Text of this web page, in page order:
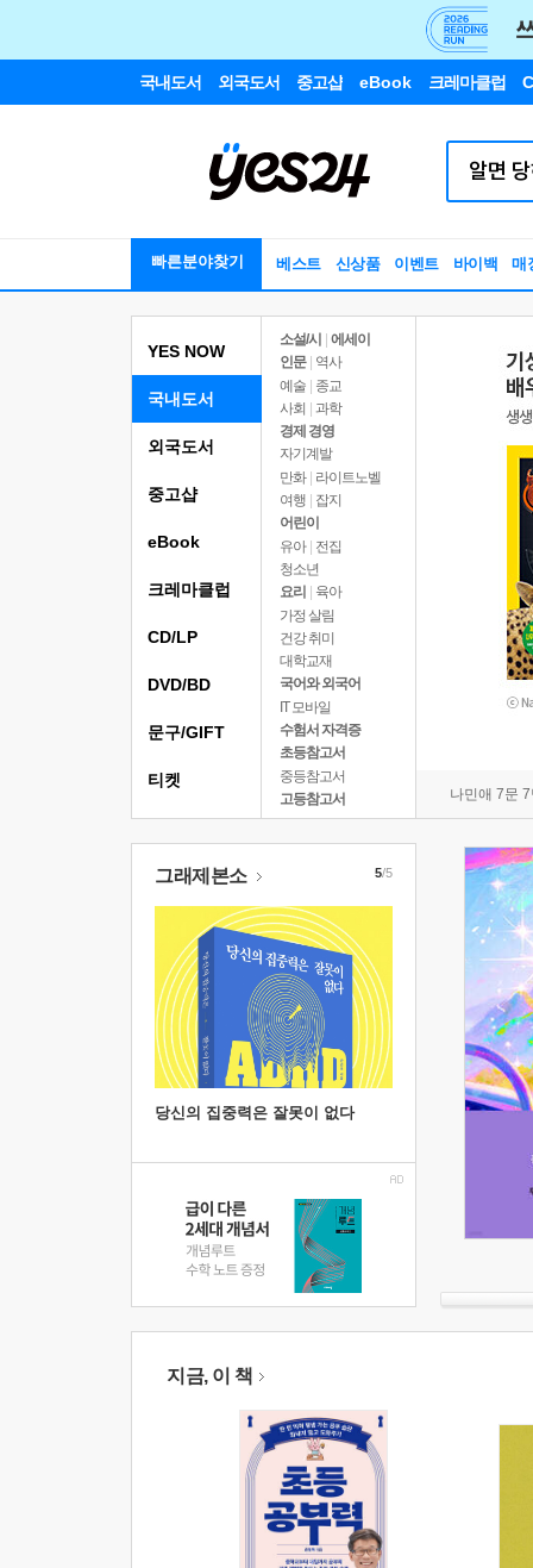
국내도서 외국도서 중고샵 eBook 크레마클럽
빠른분야찾기 베스트 신상품 이벤트 바이백 매
YES NOW
국내도서
소설/시
에세이
인문
역사
예술 | 종교
사회 | 과학
경제 경영
자기계발
만화 | 라이트노벨
여행
잡지
어린이
유아 | 전집
청소년
요리
육아
가정 살림
건강 취미
대학교재
국어와 외국어
IT 모바일
수험서 자격증
초등참고서
중등참고서
고등참고서
나민애 7문
외국도서
중고샵
eBook
크레마클럽
CD/LP
DVD/BD
문구/GIFT
티켓
그래제본소
당신의 집중력은 잘못이 없다
5/5
지금, 이 책